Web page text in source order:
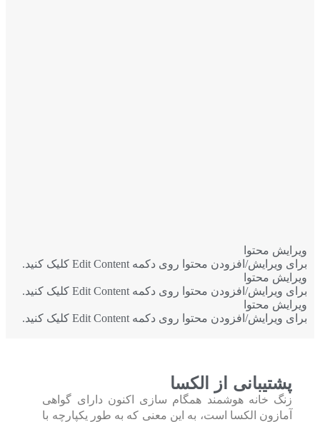
ویرایش محتوا
برای ویرایش/افزودن محتوا روی دکمه Edit Content کلیک کنید.
ویرایش محتوا
برای ویرایش/افزودن محتوا روی دکمه Edit Content کلیک کنید.
ویرایش محتوا
برای ویرایش/افزودن محتوا روی دکمه Edit Content کلیک کنید.
پشتیبانی از الکسا
زنگ خانه هوشمند همگام سازی اکنون دارای گواهی
آمازون الکسا است، به این معنی که به طور یکپارچه با